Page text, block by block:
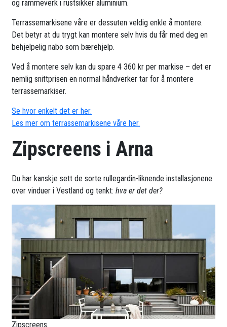
og rammeverk i rustsikker aluminium.
Terrassemarkisene våre er dessuten veldig enkle å montere.
Det betyr at du trygt kan montere selv hvis du får med deg en
behjelpelig nabo som bærehjelp.
Ved å montere selv kan du spare 4 360 kr per markise – det er
nemlig snittprisen en normal håndverker tar for å montere
terrassemarkiser.
Se hvor enkelt det er her.
Les mer om terrassemarkisene våre her.
Zipscreens i Arna
Du har kanskje sett de sorte rullegardin-liknende installasjonene
over vinduer i Vestland og tenkt:hva er det der?
Zipscreens.